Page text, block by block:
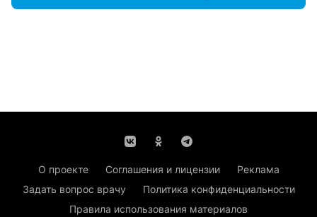
О проекте Соглашения и лицензии
Реклама
Задать вопрос врачу
Политика конфиденциальности
Правила использования материалов